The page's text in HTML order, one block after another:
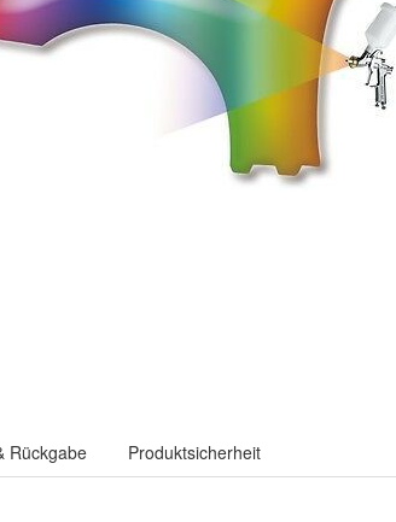
Rückgabe Produktsicherheit